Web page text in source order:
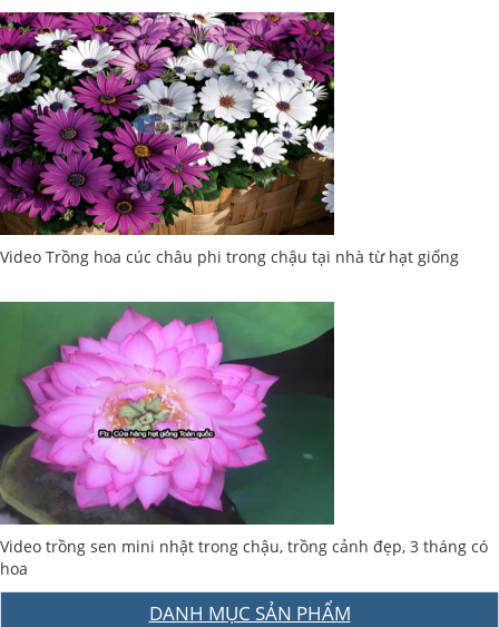
Video Trồng hoa cúc châu phi trong chậu tại nhà từ hạt giống
Video trồng sen mini nhật trong chậu, trồng cảnh đẹp, 3 tháng có
hoa
DANH MỤC SẢN PHẨM